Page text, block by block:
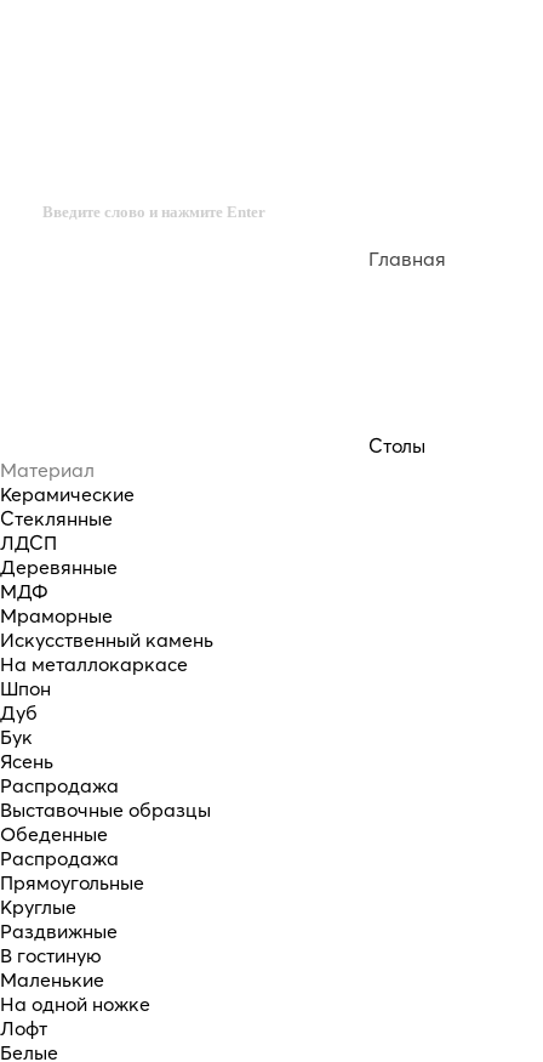
Главная
Столы
Материал
Керамические
Стеклянные
ЛДСП
Деревянные
МДФ
Мраморные
Искусственный камень
На металлокаркасе
Шпон
Дуб
Бук
Ясень
Распродажа
Выставочные образцы
Обеденные
Распродажа
Прямоугольные
Круглые
Раздвижные
В гостиную
Маленькие
На одной ножке
Лофт
Белые